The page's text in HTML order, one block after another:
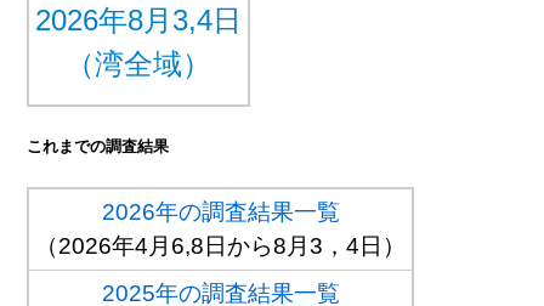
2026年8月3,4日
（湾全域）
これまでの調査結果
2026年の調査結果一覧
（2026年4月6,8日から8月3，4日）
2025年の調査結果一覧